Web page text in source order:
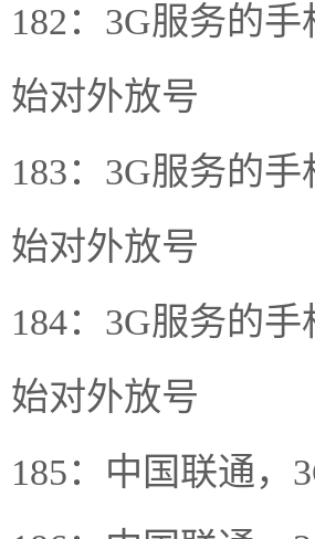
182：3G服务的
始对外放号
183：3G服务的
始对外放号
184：3G服务的
始对外放号
185：中国联通